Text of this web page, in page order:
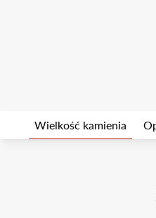
Wielkość kamienia